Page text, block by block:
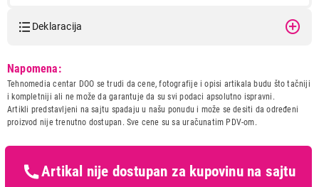
Deklaracija
(2 x 15 kg)
Naziv i vrsta robe:
FITNES OPREMA
Uvoznik:
Gorilla Sports DOO
kupaca po osnovu zakona o
zaštiti potrošača
Napomena:
Tehnomedia centar DOO se trudi da cene, fotografije i opisi artikala budu što tačniji
i kompletniji ali ne može da garantuje da su svi podaci apsolutno ispravni.
Artikli predstavljeni na sajtu spadaju u našu ponudu i može se desiti da određeni
proizvod nije trenutno dostupan. Sve cene su sa uračunatim PDV-om.
Artikal nije dostupan za kupovinu na sajtu
olimpijskih tegova (2 x 15 kg)
Proizvod je dodat u korpu.
Ukupno u korpi:0,00
Nastavi kupovinu